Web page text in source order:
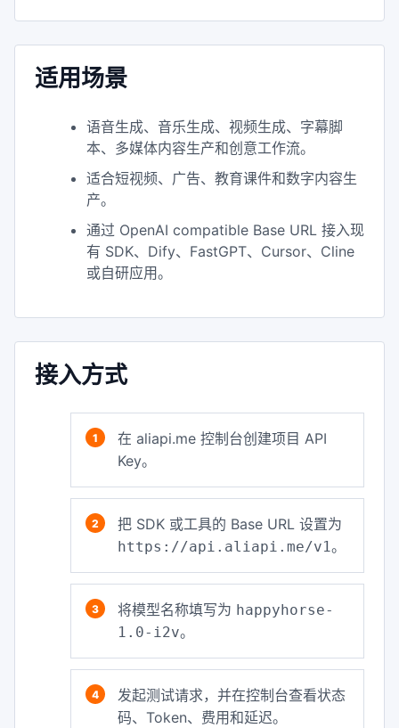
适用场景
语音生成、音乐生成、视频生成、字幕脚
本、多媒体内容生产和创意工作流。
适合短视频、广告、教育课件和数字内容生
产。
通过 OpenAI compatible Base URL 接入现
有 SDK、Dify、FastGPT、Cursor、Cline
或自研应用。
接入方式
在 aliapi.me 控制台创建项目 API
Key。
把 SDK 或工具的 Base URL 设置为
https://api.aliapi.me/v1。
将模型名称填写为 happyhorse-
1.0-i2v。
发起测试请求，并在控制台查看状态
码、Token、费用和延迟。